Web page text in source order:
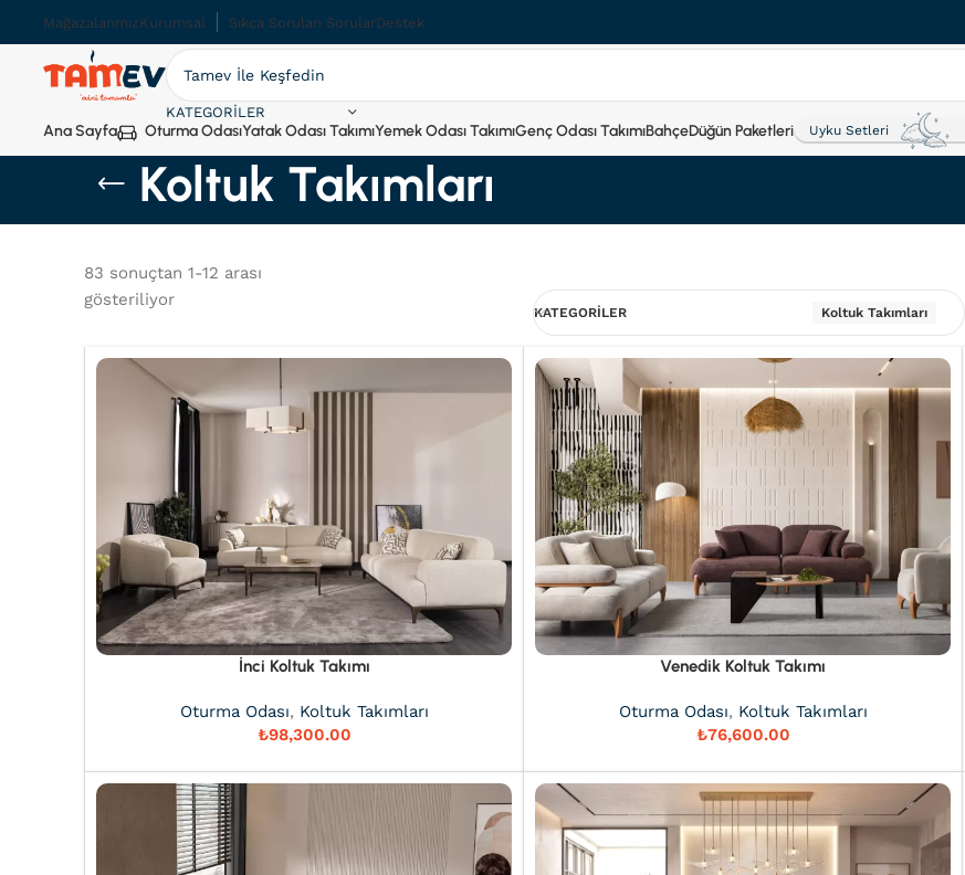
MağazalarımızKurumsal Sıkca Sorulan SorularDestek
KATEGORILER
Ana Sayfa Oturma OdasıYatak Odası TakımıYemek Odası TakımıGenç Odası TakımıBahçeDüğün Paketleri Uyku Setleri
Koltuk Takımları
83 sonuçtan 1-12 arası
gösteriliyor
KATEGORILER Koltuk Takımları
İnci Koltuk Takımı
Oturma Odası, Koltuk Takımları
₺
Venedik Koltuk Takımı
Oturma Odası, Koltuk Takımları
₺